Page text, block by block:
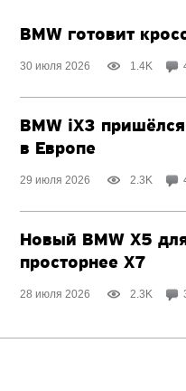
BMW готовит
30 июля 2026 1.4K
BMW iX3
в Европе
29 июля 2026 2.3K
Новый BMW X5
просторнее X7
28 июля 2026 2.3K